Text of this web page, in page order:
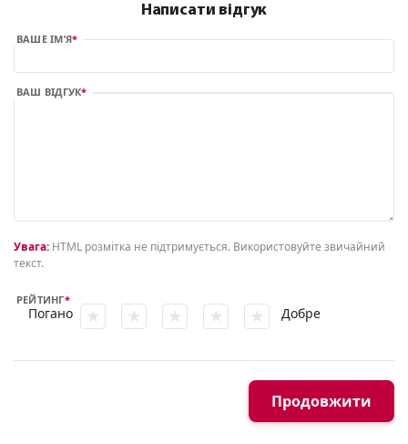
Написати відгук
ВАШЕ ІМ’Я
ВАШ ВІДГУК
Увага: HTML розмітка не підтримується. Використовуйте звичайний
текст.
РЕЙТИНГ
Погано Добре
Продовжити